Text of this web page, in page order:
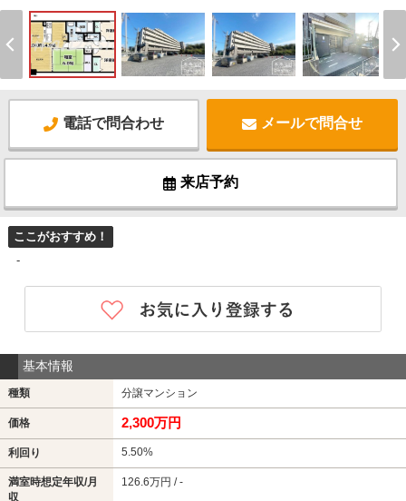
電話で問合わせ メールで問合せ
来店予約
ここがおすすめ！
-
基本情報
種類 分譲マンション
価格 2,300万円
利回り 5.50%
満室時想定年収/月
収
126.6万円 / -